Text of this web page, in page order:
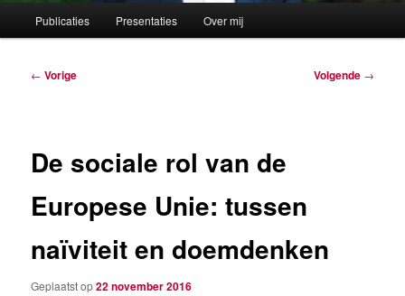
Publicaties Presentaties Over mij
Berichtnavigatie
← Vorige Volgende →
De sociale rol van de
Europese Unie: tussen
naïviteit en doemdenken
Geplaatst op22 november 2016